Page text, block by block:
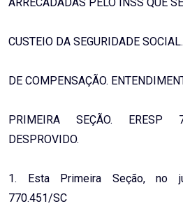
ARRECADADAS PELO INSS QUE
CUSTEIO DA SEGURIDADE
DE COMPENSAÇÃO.
PRIMEIRA SEÇÃO. ERESP
DESPROVIDO.
1. Esta Primeira Seção, no
770.451/SC